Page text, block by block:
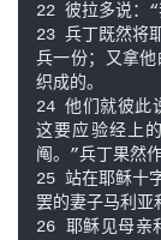
22 彼拉多说：“
23 兵丁既然将
兵一份；又拿
织成的。
24 他们就彼此
这要应验经上
阄。”兵丁果然
25 站在耶稣十
罢的妻子马利亚
26 耶稣见母亲